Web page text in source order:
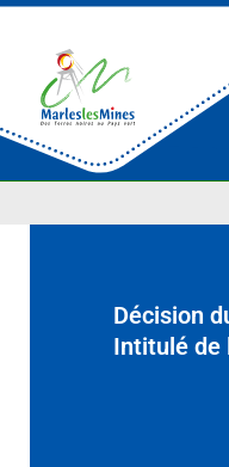
Décision
Intitulé de